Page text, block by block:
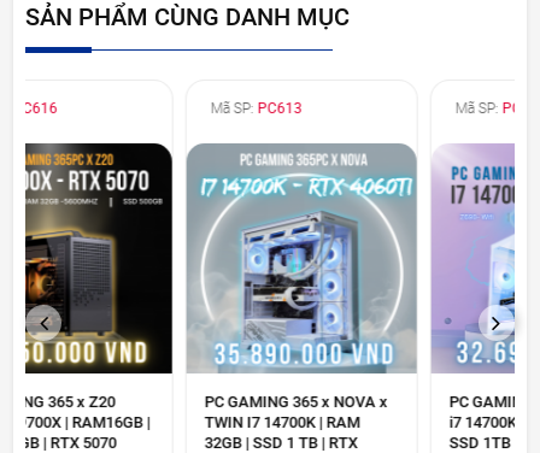
SẢN PHẨM CÙNG DANH MỤC
PREVIOUS
PC GAMING 365 x NOVA x
TWIN I7 14700K | RAM
32GB | SSD 1 TB | RTX
PC GAMING 365 x Focalors
i7 14700KF | RAM 32GB |
SSD 1TB | RTX 4060Ti 8GB
NEXT